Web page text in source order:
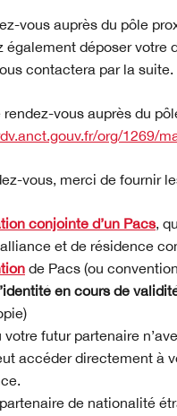
vous auprès du pôle
également déposer votre
contactera par la suite.
rendez-vous auprès du
org/1269/
vous, merci de fournir
conjointe d’un Pacs,
et de résidence
de Pacs (ou
en cours de
votre futur partenaire
accéder directement à
de nationalité